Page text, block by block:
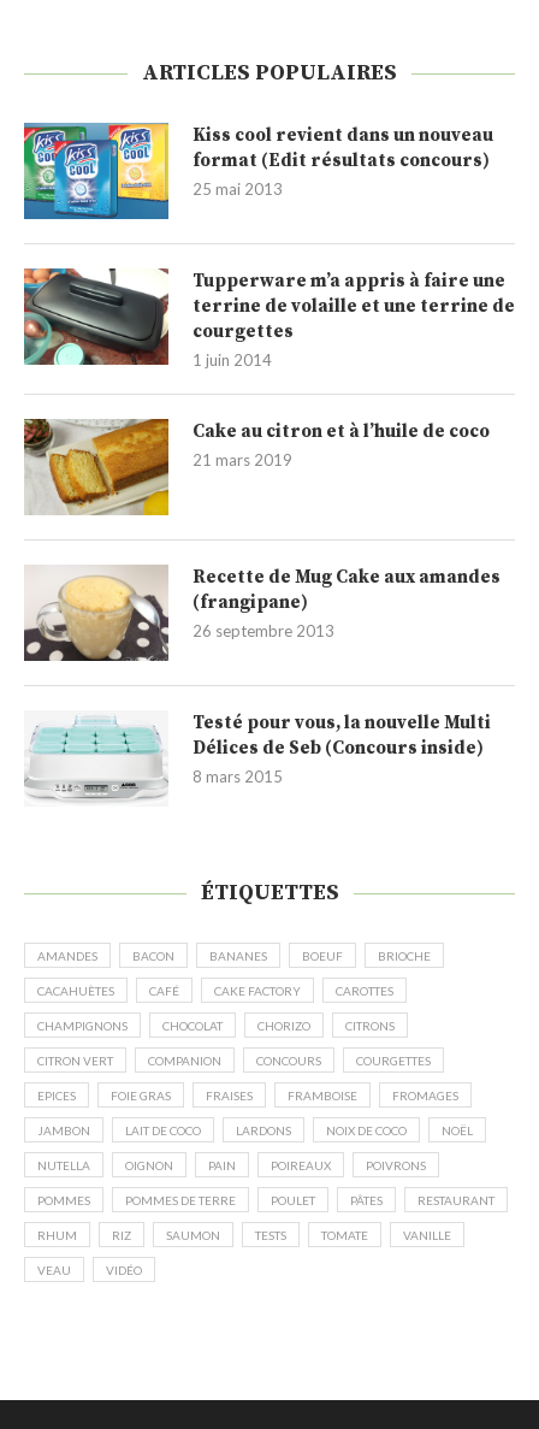
ARTICLES POPULAIRES
Kiss cool revient dans un nouveau
format (Edit résultats concours)
25 mai 2013
Tupperware m’a appris à faire une
terrine de volaille et une terrine de
courgettes
1 juin 2014
Cake au citron et à l’huile de coco
21 mars 2019
Recette de Mug Cake aux amandes
(frangipane)
26 septembre 2013
Testé pour vous, la nouvelle Multi
Délices de Seb (Concours inside)
8 mars 2015
ÉTIQUETTES
AMANDES BACON BANANES BOEUF BRIOCHE
CACAHUÈTES CAFÉ CAKE FACTORY CAROTTES
CHAMPIGNONS CHOCOLAT CHORIZO CITRONS
CITRON VERT COMPANION CONCOURS COURGETTES
EPICES FOIE GRAS FRAISES FRAMBOISE FROMAGES
JAMBON LAIT DE COCO LARDONS NOIX DE COCO NOËL
NUTELLA OIGNON PAIN POIREAUX POIVRONS
POMMES POMMES DE TERRE POULET PÂTES RESTAURANT
RHUM RIZ SAUMON TESTS TOMATE VANILLE
VEAU VIDÉO